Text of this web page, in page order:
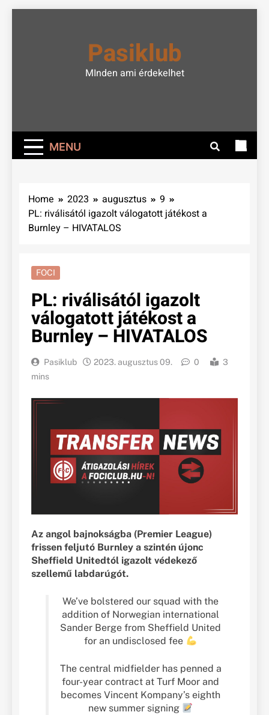
Pasiklub
MInden ami érdekelhet
MENU
Home 2023 augusztus
9
PL: riválisától igazolt válogatott játékost a
Burnley – HIVATALOS
FOCI
PL: riválisától igazolt
válogatott játékost a
Burnley – HIVATALOS
Pasiklub 2023. augusztus 09. 0
3
mins
Az angol bajnokságba (Premier League)
frissen feljutó Burnley a szintén újonc
Sheffield Unitedtól igazolt védekező
szellemű labdarúgót.
We’ve bolstered our squad with the
addition of Norwegian international
Sander Berge from Sheffield United
for an undisclosed fee
The central midfielder has penned a
four-year contract at Turf Moor and
becomes Vincent Kompany’s eighth
new summer signing